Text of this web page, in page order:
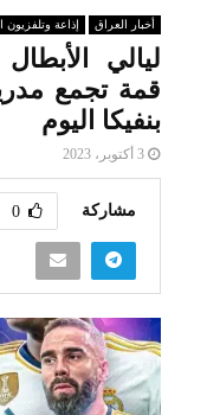
أخبار العراق إذاعة وتلفزيون
ليالي
قمة تجمع
بنفيكا اليوم
3 أكتوبر، 2023
مشاركة 0